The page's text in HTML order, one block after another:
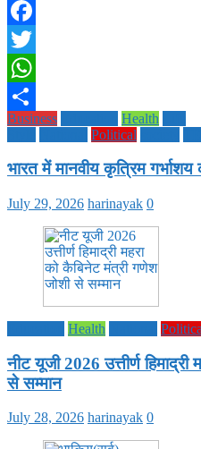
Facebook
Twitter
WhatsApp
Share
Business Health
Political
भारत में मानवीय कृत्रिम
July 29, 2026 harinayak 0
Health
नीट यूजी 2026 उत्तीर्ण
से सम्मान
July 28, 2026 harinayak 0